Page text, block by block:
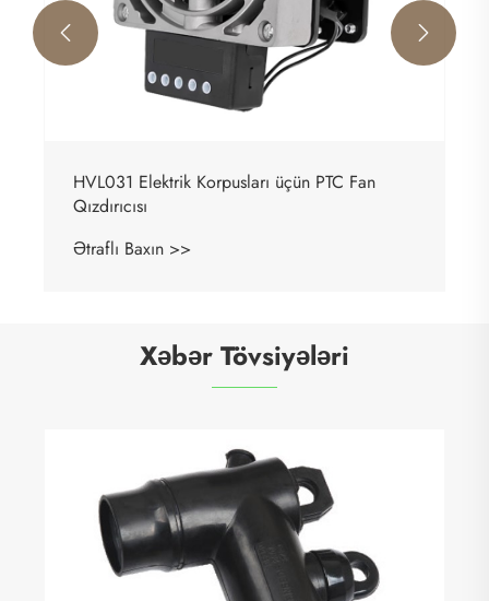
HVL031 Elektrik Korpusları üçün PTC Fan
Qızdırıcısı
Ətraflı Baxın >>
 
Xəbər Tövsiyələri